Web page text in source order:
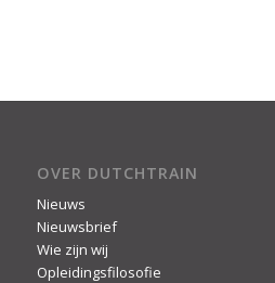
OVER DUTCHTRAIN
Nieuws
Nieuwsbrief
Wie zijn wij
Opleidingsfilosofie